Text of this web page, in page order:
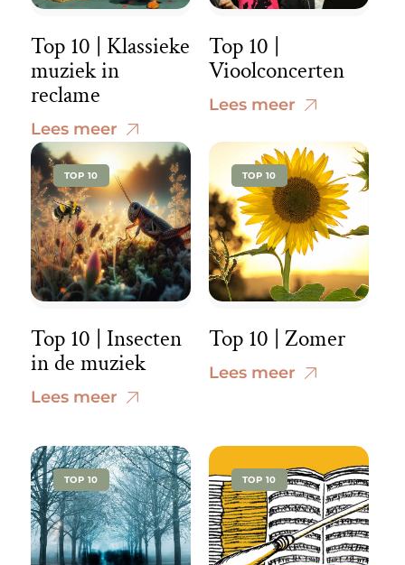
Top 10 | Klassieke
muziek in
reclame
Lees meer
Top 10 |
Vioolconcerten
Lees meer
TOP 10
Top 10 | Insecten
in de muziek
Lees meer
TOP 10
Top 10 | Zomer
Lees meer
TOP 10 TOP 10